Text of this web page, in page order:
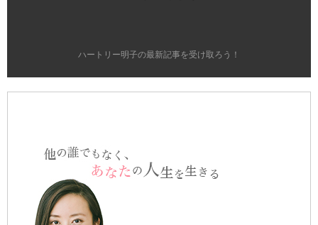
ハートリー明子の最新記事を受け取ろう！